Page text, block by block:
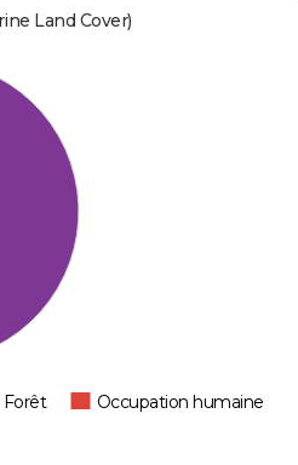
Land Cover)
Forêt
Occupation humaine